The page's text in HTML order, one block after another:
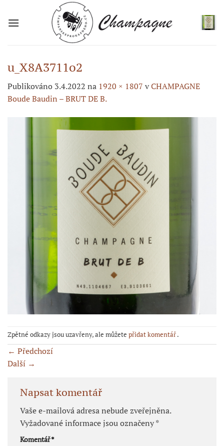
u_X8A3711o2
Publikováno 3.4.2022 na 1920 × 1807 vCHAMPAGNE
Boude Baudin – BRUT DE B.
Zpětné odkazy jsou uzavřeny, ale můžete přidat komentář.
← Předchozí
Další →
Napsat komentář
Vaše e-mailová adresa nebude zveřejněna.
Vyžadované informace jsou označeny*
Komentář*